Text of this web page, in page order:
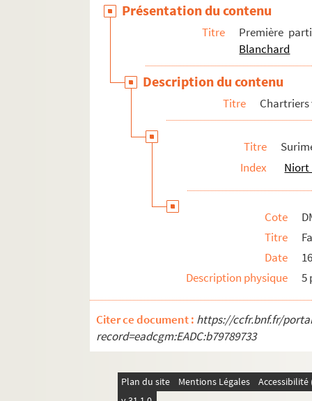
Présentation du contenu
Titre
Première
Blanchard
Description du contenu
Titre Chartriers
Titre
Index
Niort
Cote
Titre
Date
Description physique
5
Citer ce document : https://ccfr.bnf.fr/
record=eadcgm:EADC:b79789733
Plan du site Mentions Légales